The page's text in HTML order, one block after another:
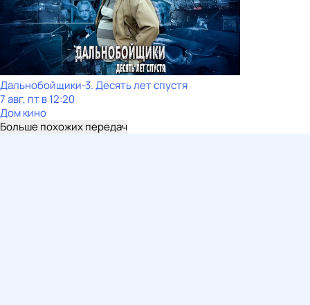
Дальнобойщики-3. Десять лет спустя
7 авг, пт в 12:20
Дом кино
Больше похожих передач